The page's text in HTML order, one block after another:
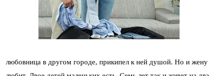
любовница в другом городе, прикипел к ней душой. Но и жену